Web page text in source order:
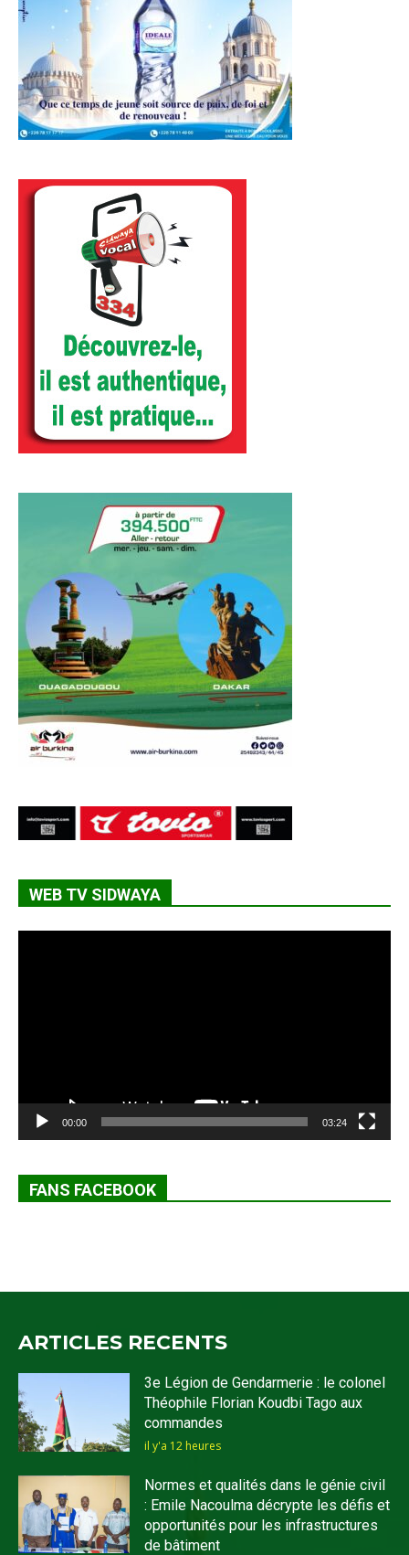
WEB TV SIDWAYA
00:00 03:24
FANS FACEBOOK
ARTICLES RECENTS
3e Légion de Gendarmerie : le colonel
Théophile Florian Koudbi Tago aux
commandes
il y'a 12 heures
Normes et qualités dans le génie civil
: Emile Nacoulma décrypte les défis et
opportunités pour les infrastructures
de bâtiment